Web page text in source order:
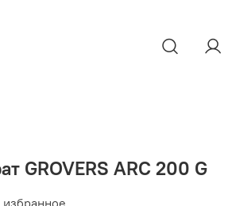
GROVERS ARC 200 G
избранное